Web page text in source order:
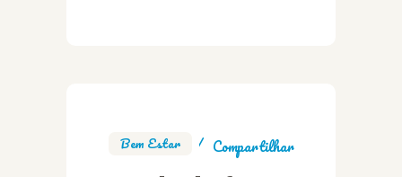
Bem Estar Compartilhar